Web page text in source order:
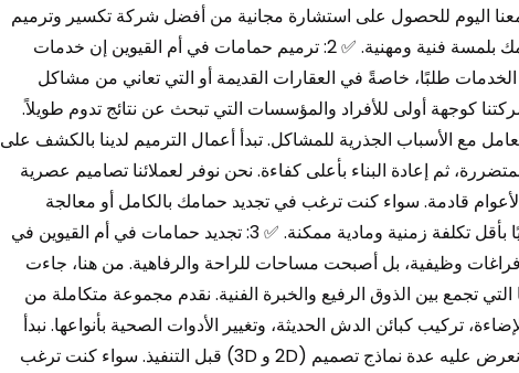
معنا اليوم للحصول على استشارة مجانية من أفضل شركة تكسير وترميم
حمامات في أم القيوين، ودعنا نعيد الحياة لحمامك بلمسة فنية ومهنية. ✅ 2: ترميم حمامات في أم القيوين إن خدمات
طلبًا، خاصةً في العقارات القديمة أو التي تعاني من مشاكل
كوجهة أولى للأفراد والمؤسسات التي تبحث عن نتائج تدوم طويلاً.
مع الأسباب الجذرية للمشاكل. تبدأ أعمال الترميم لدينا بالكشف على
ثم إعادة البناء بأعلى كفاءة. نحن نوفر لعملائنا تصاميم عصرية
قادمة. سواء كنت ترغب في تجديد حمامك بالكامل أو معالجة
مشاكل بسيطة، فنحن نضمن لك ترميمًا احترافيًا بأقل تكلفة زمنية ومادية ممكنة. ✅ 3: تجديد حمامات في أم القيوين في
وظيفية، بل أصبحت مساحات للراحة والرفاهية. من هنا، جاءت
تجمع بين الذوق الرفيع والخبرة الفنية. نقدم مجموعة متكاملة من
تركيب كبائن الدش الحديثة، وتغيير الأدوات الصحية بأنواعها. نبدأ
كل مشروع بتحليل دقيق لمتطلبات العميل، ثم نعرض عليه عدة نماذج تصميم (2D و 3D) قبل التنفيذ. سواء كنت ترغب